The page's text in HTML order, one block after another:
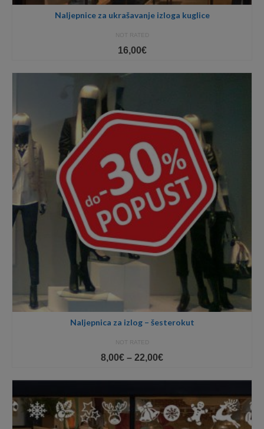
Naljepnice za ukrašavanje izloga kuglice
NOT RATED
16,00€
Naljepnica za izlog – šesterokut
NOT RATED
8,00€ – 22,00€Price
8,00€
22,00€